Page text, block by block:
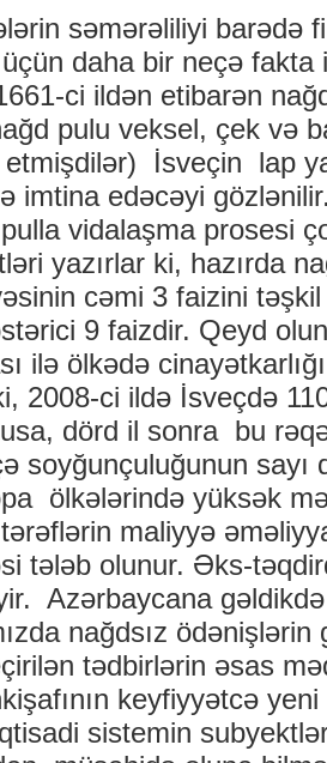
səmərəliliyi barədə
daha bir neçə fakta
ci ildən etibarən
pulu veksel, çek və
etmişdilər) İsveçin lap
imtina edəcəyi
vidalaşma prosesi
yazırlar ki, hazırda
cəmi 3 faizini
9 faizdir. Qeyd
ilə ölkədə
2008-ci ildə İsveçdə
dörd il sonra bu
soyğunçuluğunun sayı
ölkələrində yüksək
maliyyə
tələb olunur. Əks-
Azərbaycana
nağdsız ödənişlərin
tədbirlərin əsas
keyfiyyətcə
sistemin